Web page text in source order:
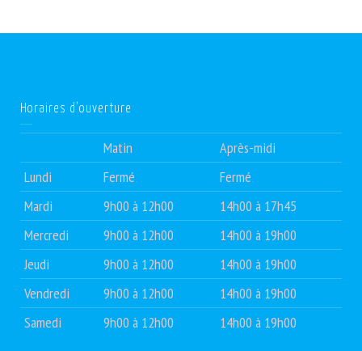
Horaires d’ouverture
Matin
Après-midi
Lundi
Fermé
Fermé
Mardi
9h00 à 12h00
14h00 à 17h45
Mercredi
9h00 à 12h00
14h00 à 19h00
Jeudi
9h00 à 12h00
14h00 à 19h00
Vendredi
9h00 à 12h00
14h00 à 19h00
Samedi
9h00 à 12h00 14h00 à 19h00